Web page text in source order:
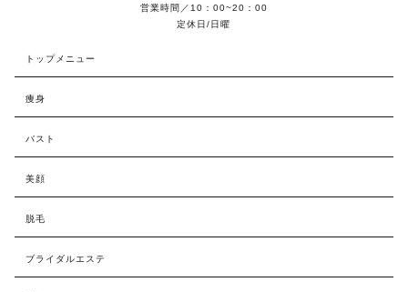
営業時間／10：00~20：00
定休日/日曜
トップメニュー
痩身
バスト
美顔
脱毛
ブライダルエステ